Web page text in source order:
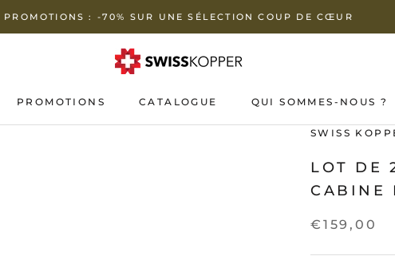
PROMOTIONS : -70% SUR UNE SÉLECTION COUP DE CŒUR
PROMOTIONS
CATALOGUE
QUI SOMMES-NOUS ?
SWISS
LOT DE
CABINE
€159,00